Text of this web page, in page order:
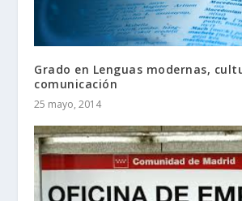
Grado en Lenguas modernas,
comunicación
25 mayo, 2014